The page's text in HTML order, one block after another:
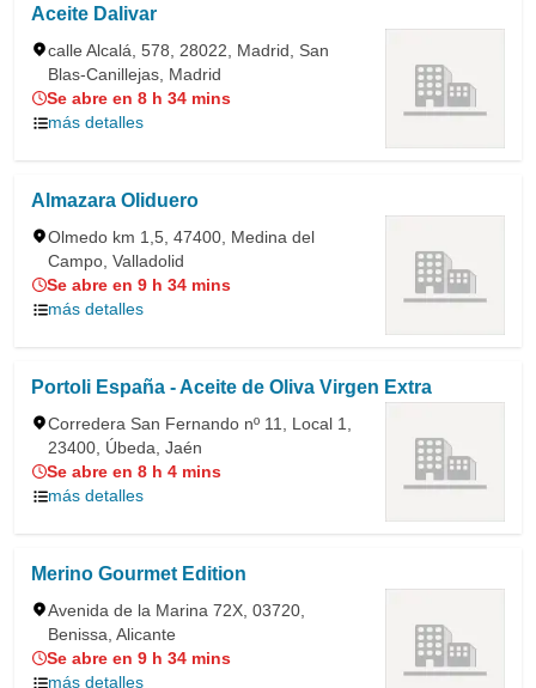
Aceite Dalivar
calle Alcalá, 578, 28022, Madrid, San
Blas-Canillejas, Madrid
Se abre en 8 h 34 mins
más detalles
Almazara Oliduero
Olmedo km 1,5, 47400, Medina del
Campo, Valladolid
Se abre en 9 h 34 mins
más detalles
Portoli España - Aceite de Oliva Virgen Extra
Corredera San Fernando nº 11, Local 1,
23400, Úbeda, Jaén
Se abre en 8 h 4 mins
más detalles
Merino Gourmet Edition
Avenida de la Marina 72X, 03720,
Benissa, Alicante
Se abre en 9 h 34 mins
más detalles